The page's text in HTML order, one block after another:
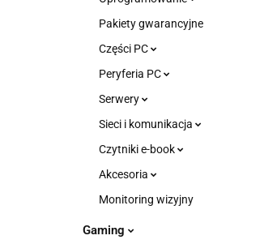
Pakiety gwarancyjne
Części PC
Peryferia PC
Serwery
Sieci i komunikacja
Czytniki e-book
Akcesoria
Monitoring wizyjny
Gaming